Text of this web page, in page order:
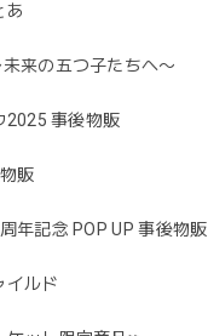
あ
来の五つ子たちへ〜
2025 事後物販
販
年記念 POP UP 事後物販
イルド